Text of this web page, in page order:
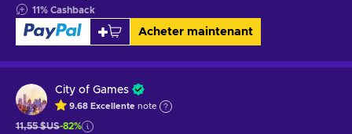
11% Cashback
Acheter maintenant
City of Games
9.68 Excellente note
11,55 $US-82%